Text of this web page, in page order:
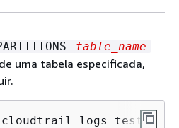
table_name
uma tabela especificada,
cloudtrail_logs_test2